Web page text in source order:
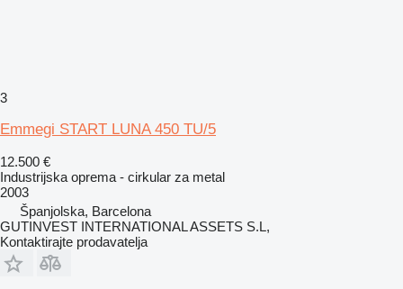
3
Emmegi START LUNA 450 TU/5
12.500 €
Industrijska oprema - cirkular za metal
2003
Španjolska, Barcelona
GUTINVEST INTERNATIONAL ASSETS S.L,
Kontaktirajte prodavatelja